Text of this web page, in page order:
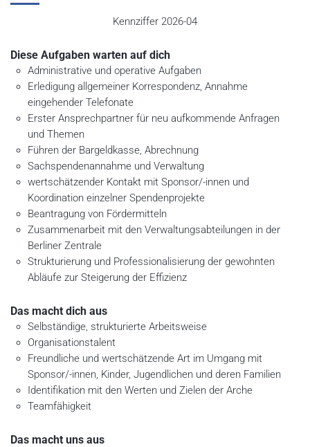
Kennziffer 2026-04
Diese Aufgaben warten auf dich
Administrative und operative Aufgaben
Erledigung allgemeiner Korrespondenz, Annahme
eingehender Telefonate
Erster Ansprechpartner für neu aufkommende Anfragen
und Themen
Führen der Bargeldkasse, Abrechnung
Sachspendenannahme und Verwaltung
wertschätzender Kontakt mit Sponsor/-innen und
Koordination einzelner Spendenprojekte
Beantragung von Fördermitteln
Zusammenarbeit mit den Verwaltungsabteilungen in der
Berliner Zentrale
Strukturierung und Professionalisierung der gewohnten
Abläufe zur Steigerung der Effizienz
Das macht dich aus
Selbständige, strukturierte Arbeitsweise
Organisationstalent
Freundliche und wertschätzende Art im Umgang mit
Sponsor/-innen, Kinder, Jugendlichen und deren Familien
Identifikation mit den Werten und Zielen der Arche
Teamfähigkeit
Das macht uns aus